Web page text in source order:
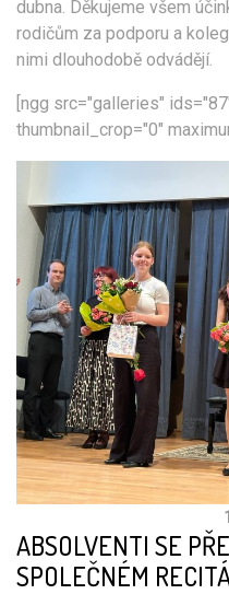
dubna. Děkujeme všem
rodičům za podporu a
nimi dlouhodobě odvádějí.
[ngg src="galleries"
thumbnail_crop="0"
ABSOLVENTI SE
SPOLEČNÉM